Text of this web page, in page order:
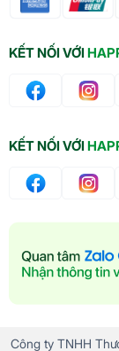
KẾT NỐI VỚI
KẾT NỐI VỚI
Công ty TNHH